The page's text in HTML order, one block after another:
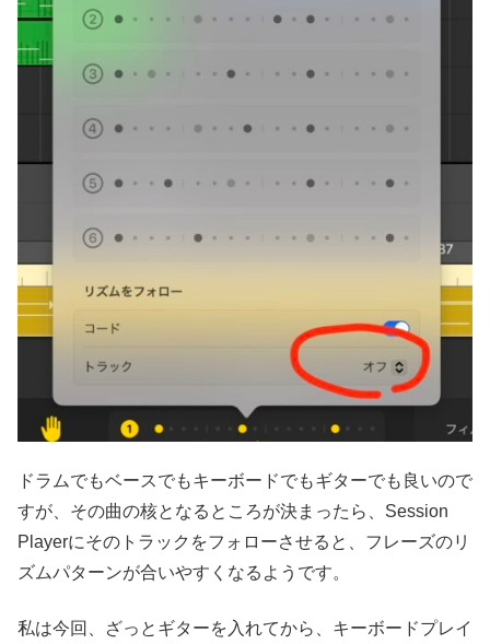
ドラムでもベースでもキーボードでもギターでも良いので
すが、その曲の核となるところが決まったら、Session
Playerにそのトラックをフォローさせると、フレーズのリ
ズムパターンが合いやすくなるようです。
私は今回、ざっとギターを入れてから、キーボードプレイ